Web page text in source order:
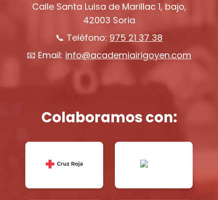
Calle Santa Luisa de Marillac 1, bajo,
42003 Soria
📞 Teléfono: 975 21 37 38
📧 Email: info@academiairigoyen.com
Colaboramos con: